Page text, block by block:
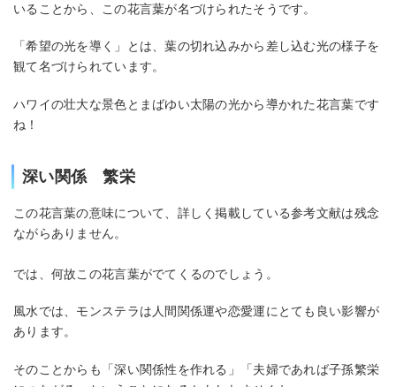
いることから、この花言葉が名づけられたそうです。
「希望の光を導く」とは、葉の切れ込みから差し込む光の様子を
観て名づけられています。
ハワイの壮大な景色とまばゆい太陽の光から導かれた花言葉です
ね！
深い関係 繁栄
この花言葉の意味について、詳しく掲載している参考文献は残念
ながらありません。
では、何故この花言葉がでてくるのでしょう。
風水では、モンステラは人間関係運や恋愛運にとても良い影響が
あります。
そのことからも「深い関係性を作れる」「夫婦であれば子孫繁栄